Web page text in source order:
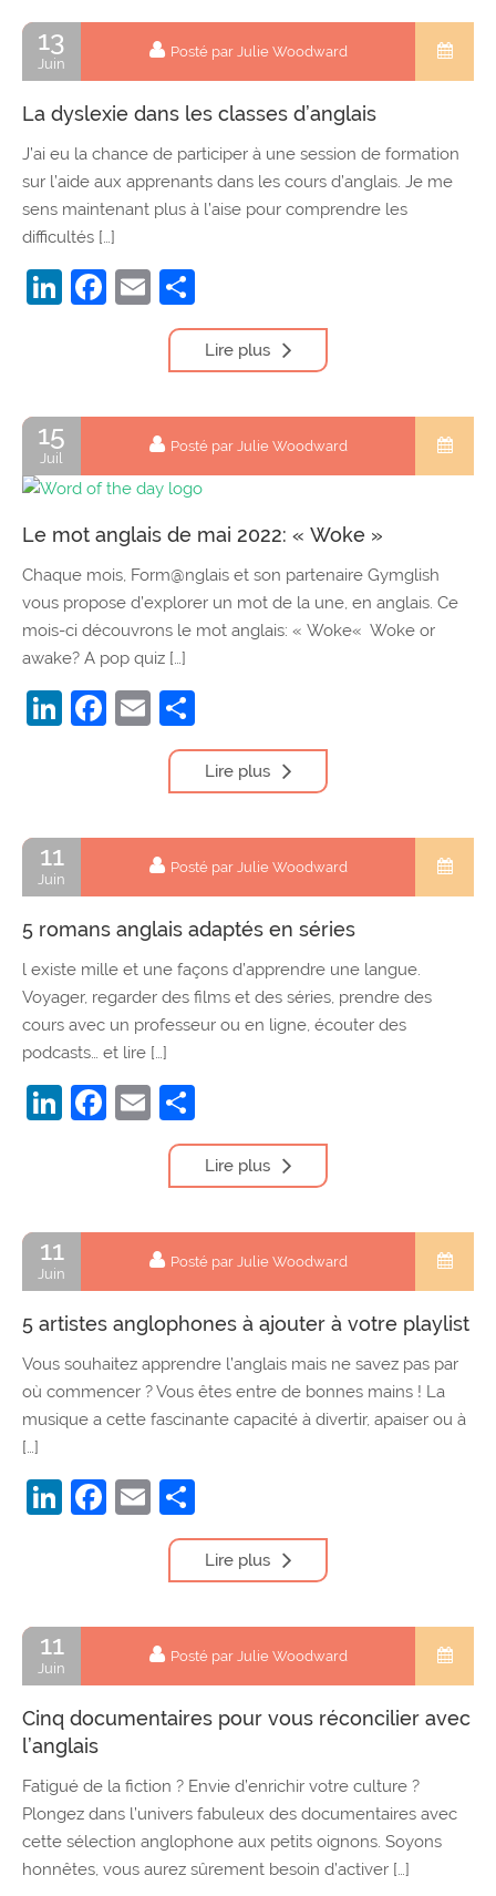
13
Juin
Posté par Julie Woodward
La dyslexie dans les classes d’anglais
J’ai eu la chance de participer à une session de formation
sur l’aide aux apprenants dans les cours d’anglais. Je me
sens maintenant plus à l’aise pour comprendre les
difficultés […]
LinkedIn
Facebook
Email
Lire plus
15
Juil
Posté par Julie Woodward
Le mot anglais de mai 2022: « Woke »
Chaque mois, Form@nglais et son partenaire Gymglish
vous propose d’explorer un mot de la une, en anglais. Ce
mois-ci découvrons le mot anglais: « Woke« Woke or
awake? A pop quiz […]
LinkedIn
Facebook
Email
Lire plus
11
Juin
Posté par Julie Woodward
5 romans anglais adaptés en séries
l existe mille et une façons d’apprendre une langue.
Voyager, regarder des films et des séries, prendre des
cours avec un professeur ou en ligne, écouter des
podcasts… et lire […]
LinkedIn
Facebook
Email
Lire plus
11
Juin
Posté par Julie Woodward
5 artistes anglophones à ajouter à votre playlist
Vous souhaitez apprendre l’anglais mais ne savez pas par
où commencer ? Vous êtes entre de bonnes mains ! La
musique a cette fascinante capacité à divertir, apaiser ou à
[…]
LinkedIn
Facebook
Email
Lire plus
11
Juin
Posté par Julie Woodward
Cinq documentaires pour vous réconcilier avec
l’anglais
Fatigué de la fiction ? Envie d’enrichir votre culture ?
Plongez dans l’univers fabuleux des documentaires avec
cette sélection anglophone aux petits oignons. Soyons
honnêtes, vous aurez sûrement besoin d’activer […]